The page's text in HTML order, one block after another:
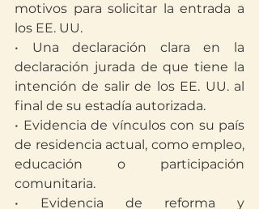
motivos para solicitar la entrada a
los EE. UU.
• Una declaración clara en la
declaración jurada de que tiene la
intención de salir de los EE. UU. al
final de su estadía autorizada.
• Evidencia de vínculos con su país
de residencia actual, como empleo,
educación o participación
comunitaria.
• Evidencia de reforma y